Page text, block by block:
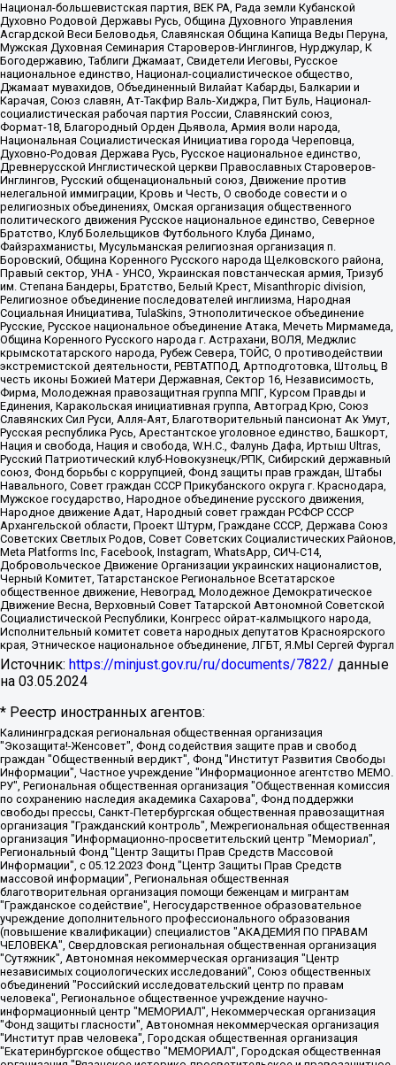
Национал-большевистская партия, ВЕК РА, Рада земли Кубанской
Духовно Родовой Державы Русь, Община Духовного Управления
Асгардской Веси Беловодья, Славянская Община Капища Веды Перуна,
Мужская Духовная Семинария Староверов-Инглингов, Нурджулар, К
Богодержавию, Таблиги Джамаат, Свидетели Иеговы, Русское
национальное единство, Национал-социалистическое общество,
Джамаат мувахидов, Объединенный Вилайат Кабарды, Балкарии и
Карачая, Союз славян, Ат-Такфир Валь-Хиджра, Пит Буль, Национал-
социалистическая рабочая партия России, Славянский союз,
Формат-18, Благородный Орден Дьявола, Армия воли народа,
Национальная Социалистическая Инициатива города Череповца,
Духовно-Родовая Держава Русь, Русское национальное единство,
Древнерусской Инглистической церкви Православных Староверов-
Инглингов, Русский общенациональный союз, Движение против
нелегальной иммиграции, Кровь и Честь, О свободе совести и о
религиозных объединениях, Омская организация общественного
политического движения Русское национальное единство, Северное
Братство, Клуб Болельщиков Футбольного Клуба Динамо,
Файзрахманисты, Мусульманская религиозная организация п.
Боровский, Община Коренного Русского народа Щелковского района,
Правый сектор, УНА - УНСО, Украинская повстанческая армия, Тризуб
им. Степана Бандеры, Братство, Белый Крест, Misanthropic division,
Религиозное объединение последователей инглиизма, Народная
Социальная Инициатива, TulaSkins, Этнополитическое объединение
Русские, Русское национальное объединение Атака, Мечеть Мирмамеда,
Община Коренного Русского народа г. Астрахани, ВОЛЯ, Меджлис
крымскотатарского народа, Рубеж Севера, ТОЙС, О противодействии
экстремистской деятельности, РЕВТАТПОД, Артподготовка, Штольц, В
честь иконы Божией Матери Державная, Сектор 16, Независимость,
Фирма, Молодежная правозащитная группа МПГ, Курсом Правды и
Единения, Каракольская инициативная группа, Автоград Крю, Союз
Славянских Сил Руси, Алля-Аят, Благотворительный пансионат Ак Умут,
Русская республика Русь, Арестантское уголовное единство, Башкорт,
Нация и свобода, Нация и свобода, W.H.С., Фалунь Дафа, Иртыш Ultras,
Русский Патриотический клуб-Новокузнецк/РПК, Сибирский державный
союз, Фонд борьбы с коррупцией, Фонд защиты прав граждан, Штабы
Навального, Совет граждан СССР Прикубанского округа г. Краснодара,
Мужское государство, Народное объединение русского движения,
Народное движение Адат, Народный совет граждан РСФСР СССР
Архангельской области, Проект Штурм, Граждане СССР, Держава Союз
Советских Светлых Родов, Совет Советских Социалистических Районов,
Meta Platforms Inc, Facebook, Instagram, WhatsApp, СИЧ-С14,
Добровольческое Движение Организации украинских националистов,
Черный Комитет, Татарстанское Региональное Всетатарское
общественное движение, Невоград, Молодежное Демократическое
Движение Весна, Верховный Совет Татарской Автономной Советской
Социалистической Республики, Конгресс ойрат-калмыцкого народа,
Исполнительный комитет совета народных депутатов Красноярского
края, Этническое национальное объединение, ЛГБТ, Я.МЫ Сергей Фургал
Источник: https://minjust.gov.ru/ru/documents/7822/ данные
на 03.05.2024
* Реестр иностранных агентов:
Калининградская региональная общественная организация "Экозащита!-Женсовет", Фонд содействия защите прав и свобод граждан "Общественный вердикт", Фонд "Институт Развития Свободы Информации", Частное учреждение "Информационное агентство МЕМО. РУ", Региональная общественная организация "Общественная комиссия по сохранению наследия академика Сахарова", Фонд поддержки свободы прессы, Санкт-Петербургская общественная правозащитная организация "Гражданский контроль", Межрегиональная общественная организация "Информационно-просветительский центр "Мемориал", Региональный Фонд "Центр Защиты Прав Средств Массовой Информации", с 05.12.2023 Фонд "Центр Защиты Прав Средств массовой информации", Региональная общественная благотворительная организация помощи беженцам и мигрантам "Гражданское содействие", Негосударственное образовательное учреждение дополнительного профессионального образования (повышение квалификации) специалистов "АКАДЕМИЯ ПО ПРАВАМ ЧЕЛОВЕКА", Свердловская региональная общественная организация "Сутяжник", Автономная некоммерческая организация "Центр независимых социологических исследований", Союз общественных объединений "Российский исследовательский центр по правам человека", Региональное общественное учреждение научно-информационный центр "МЕМОРИАЛ", Некоммерческая организация "Фонд защиты гласности", Автономная некоммерческая организация "Институт прав человека", Городская общественная организация "Екатеринбургское общество "МЕМОРИАЛ", Городская общественная организация "Рязанское историко-просветительское и правозащитное общество "Мемориал" (Рязанский Мемориал), Челябинский региональный орган общественной самодеятельности – женское общественное объединение "Женщины Евразии", Челябинский региональный орган общественной самодеятельности "Уральская правозащитная группа", Фонд содействия защите здоровья и социальной справедливости имени Андрея Рылькова, Автономная Некоммерческая Организация "Аналитический Центр Юрия Левады", Автономная некоммерческая организация социальной поддержки населения "Проект Апрель", Региональная общественная организация помощи женщинам и детям, находящимся в кризисной ситуации "Информационно-методический центр "Анна", Фонд содействия развитию массовых коммуникаций и правовому просвещению "Так-так-Так", Фонд содействия устойчивому развитию "Серебряная тайга", Свердловский региональный общественный фонд социальных проектов "Новое время", "Idel.Реалии", Кавказ.Реалии, Крым.Реалии, Телеканал Настоящее Время, Татаро-башкирская служба Радио Свобода (Azatliq Radiosi), Радио Свободная Европа/Радио Свобода (PCE/PC), "Сибирь.Реалии", "Фактограф", Благотворительный фонд помощи осужденным и их семьям, Автономная некоммерческая организация "Институт глобализации и социальных движений", Фонд "В защиту прав заключенных", Частное учреждение "Центр поддержки и содействия развитию средств массовой информации", Пензенский региональный общественный благотворительный фонд "Гражданский союз", "Север.Реалии", Некоммерческая организация Фонд "Правовая инициатива", Общество с ограниченной ответственностью "Радио Свободная Европа/Радио Свобода", Чешское информационное агентство "MEDIUM-ORIENT", Красноярская региональная общественная организация "Мы против СПИДа", Камалягин Денис Николаевич, Маркелов Сергей Евгеньевич, Пономарев Лев Александрович, Савицкая Людмила Алексеевна, Автономная некоммерческая организация "Центр по работе с проблемой насилия "НАСИЛИЮ.НЕТ", Межрегиональный профессиональный союз работников здравоохранения "Альянс врачей", Юридическое лицо, зарегистрированное в Латвийской Республике, SIA "Medusa Project" (регистрационный номер 40103797863, дата регистрации 10.06.2014), Некоммерческая организация "Фонд по борьбе с коррупцией", Автономная некоммерческая организация "Институт права и публичной политики", Баданин Роман Сергеевич, Гликин Максим Александрович, Железнова Мария Михайловна, Лукьянова Юлия Сергеевна, Маетная Елизавета Витальевна, Маняхин Петр Борисович, Чуракова Ольга Владимировна, Ярош Юлия Петровна, Юридическое лицо "The Insider SIA", зарегистрированное в Риге, Латвийская Республика (дата регистрации 26.06.2015), являющееся администратором доменного имени интернет-издания "The Insider SIA", https://theins.ru, Постернак Алексей Евгеньевич, Рубин Михаил Аркадьевич, Анин Роман Александрович, Юридическое лицо Istories fonds, зарегистрированное в Латвийской Республике (регистрационный номер 50008295751, дата регистрации 24.02.2020), Великовский Дмитрий Александрович, Долинина Ирина Николаевна, Мароховская Алеся Алексеевна, Шлейнов Роман Юрьевич, Шмагун Олеся Валентиновна, Общество с ограниченной ответственностью "Альтаир 2021", Общество с ограниченной ответственностью "Вега 2021", Общество с ограниченной ответственностью "Главный редактор 2021", Общество с ограниченной ответственностью "Ромашки монолит", Важенков Артем Валерьевич, Ивановская областная общественная организация "Центр гендерных исследований", Гурман Юрий Альбертович, Медиапроект "ОВД-Инфо", Егоров Владимир Владимирович, Жилинский Владимир Александрович, Общество с ограниченной ответственностью "ЗП", Иванова София Юрьевна, Карезина Инна Павловна, Кильтау Екатерина Викторовна, Петров Алексей Викторович, Пискунов Сергей Евгеньевич, Смирнов Сергей Сергеевич, Тихонов Михаил Сергеевич, Общество с ограниченной ответственностью "ЖУРНАЛИСТ-ИНОСТРАННЫЙ АГЕНТ", Арапова Галина Юрьевна, Вольтская Татьяна Анатольевна, Американская компания "Mason G.E.S. Anonymous Foundation" (США), являющаяся владельцем интернет-издания https://mnews.world/, Компания "Stichting Bellingcat", зарегистрированная в Нидерландах (дата регистрации 11.07.2018), Захаров Андрей Вячеславович, Клепиковская Екатерина Дмитриевна, Общество с ограниченной ответственностью "МЕМО", Перл Роман Александрович, Симонов Евгений Алексеевич, Соловьева Елена Анатольевна, Сотников Даниил Владимирович, Сурначева Елизавета Дмитриевна, Автономная некоммерческая организация по защите прав человека и информированию населения "Якутия – Наше Мнение", Общество с ограниченной ответственностью "Москоу диджитал медиа", с 26.01.2023 Общество с ограниченной ответственностью "Чайка Белые сады", Ветошкина Валерия Валерьевна, Заговора Максим Александрович, Межрегиональное общественное движение "Российская ЛГБТ - сеть", Оленичев Максим Владимирович, Павлов Иван Юрьевич, Скворцова Елена Сергеевна, Общество с ограниченной ответственностью "Как бы инагент", Кочетков Игорь Викторович, Общество с ограниченной ответственностью "Честные выборы", Еланчик Олег Александрович, Общество с ограниченной ответственностью "Нобелевский призыв", Гималова Регина Эмилевна, Григорьев Андрей Валерьевич, Григорьева Алина Александровна, Ассоциация по содействию защите прав призывников, альтернативнослужащих и военнослужащих "Правозащитная группа "Гражданин.Армия.Право", Хисамова Регина Фаритовна, Автономная некоммерческая организация по реализации социально-правовых программ "Лилит", Дальневосточное общественное движение "Маяк", Санкт-Петербургская ЛГБТ-инициативная группа "Выход", Инициативная группа ЛГБТ+ "Реверс", Алексеев Андрей Викторович, Бекбулатова Таисия Львовна, Беляев Иван Михайлович, Владыкина Елена Сергеевна, Гельман Марат Александрович, Никульшина Вероника Юрьевна, Толоконникова Надежда Андреевна, Шендерович Виктор Анатольевич, Общество с ограниченной ответственностью "Данное сообщение", Общество с ограниченной ответственностью Издательский дом "Новая глава", Айнбиндер Александра Александровна, Московский комьюнити-центр для ЛГБТ+инициатив, Благотворительный фонд развития филантропии, Deutsche Welle (Германия, Kurt-Schumacher-Strasse 3, 53113 Bonn), Борзунова Мария Михайловна, Воробьев Виктор Викторович, Голубева Анна Львовна, Константинова Алла Михайловна, Малкова Ирина Владимировна, Мурадов Мурад Абдулгалимович, Осетинская Елизавета Николаевна, Понасенков Евгений Николаевич, Ганапольский Матвей Юрьевич, Киселев Евгений Алексеевич, Борухович Ирина Григорьевна, Дремин Иван Тимофеевич, Дубровский Дмитрий Викторович, Красноярская региональная общественная организация поддержки и развития альтернативных образовательных технологий и межкультурных коммуникаций "ИНТЕРРА", Маяковская Екатерина Алексеевна, Фейгин Марк Захарович, Филимонов Андрей Викторович, Дзугкоева Регина Николаевна, Доброхотов Роман Александрович, Дудь Юрий Александрович, Елкин Сергей Владимирович, Кругликов Кирилл Игоревич, Сабунаева Мария Леонидовна, Семенов Алексей Владимирович, Шаинян Карен Багратович, Шульман Екатерина Михайловна, Асафьев Артур Валерьевич, Вахштайн Виктор Семенович, Венедиктов Алексей Алексеевич, Лушникова Екатерина Евгеньевна, Волков Леонид Михайлович, Невзоров Александр Глебович, Пархоменко Сергей Борисович, Сироткин Ярослав Николаевич, Кара-Мурза Владимир Владимирович, Баранова Наталья Владимировна, Гозман Леонид Яковлевич, Кагарлицкий Борис Юльевич, Климарев Михаил Валерьевич, Милов Владимир Станиславович, Автономная некоммерческая организация Краснодарский центр современного искусства "Типография", Моргенштерн Алишер Тагирович, Соболь Любовь Эдуардовна, Общество с ограниченной ответственностью "ЛИЗА НОРМ", Каспаров Гарри Кимович, Ходорковский Михаил Борисович, Общество с ограниченной ответственностью "Апрельские тезисы", Данилович Ирина Брониславовна, Кашин Олег Владимирович, Петров Николай Владимирович, Пивоваров Алексей Владимирович, Соколов Михаил Владимирович, Цветкова Юлия Владимировна, Чичваркин Евгений Александрович, Комитет против пыток/Команда против пыток, Общество с ограниченной ответственностью "Первый научный", Общество с ограниченной ответственностью "Вертолет и ко", Белоцерковская Вероника Борисовна, Кац Максим Евгеньевич, Лазарева Татьяна Юрьевна, Шаведдинов Руслан Табризович, Яшин Илья Валерьевич, Общество с ограниченной ответственностью "Иноагент ААВ", Алешковский Дмитрий Петрович, Альбац Евгения Марковна, Быков Дмитрий Львович, Галямина Юлия Евгеньевна, Лойко Сергей Леонидович, Мартынов Кирилл Константинович, Медведев Сергей Александрович, Крашенинников Федор Геннадиевич, Гордеева Катерина Вл